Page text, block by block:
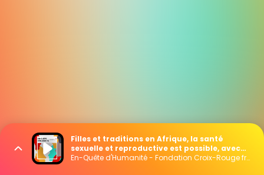
Filles et traditions en Afrique, la santé
sexuelle et reproductive est possible, avec
Aïssa Diarra
En-Quête d'Humanité - Fondation Croix-Rouge française